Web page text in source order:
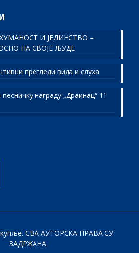
И ЈЕДИНСТВО –
НА СВОЈЕ ЉУДЕ
прегледи вида и слуха
награду „Драинац“ 11
СВА АУТОРСКА ПРАВА СУ
ЗАДРЖАНА.